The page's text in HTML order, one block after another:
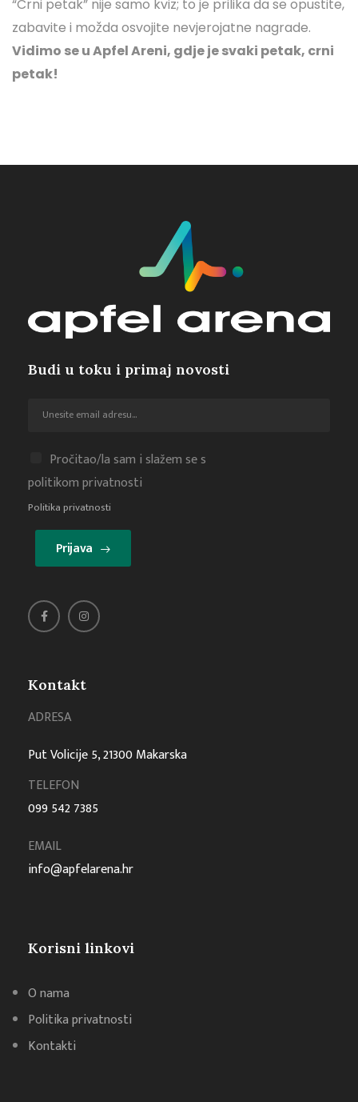
“Crni petak” nije samo kviz; to je prilika da se opustite,
zabavite i možda osvojite nevjerojatne nagrade.
Vidimo se u Apfel Areni, gdje je svaki petak, crni
petak!
Kontakt
ADRESA
Put Volicije 5, 21300 Makarska
TELEFON
099 542 7385
EMAIL
info@apfelarena.hr
Korisni linkovi
O nama
Politika privatnosti
Kontakti
Budi u toku i primaj novosti
Pročitao/la sam i slažem se s
politikom privatnosti
Politika privatnosti
Prijava